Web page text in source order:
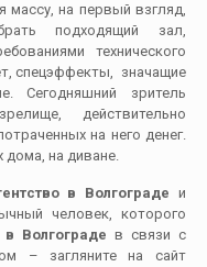
на первый взгляд,
подходящий зал,
технического
спецэффекты, значащие
Сегодняшний зритель
действительно
на него денег.
дома, на диване.
в Волгограде и
человек, которого
Волгограде в связи с
– загляните на сайт